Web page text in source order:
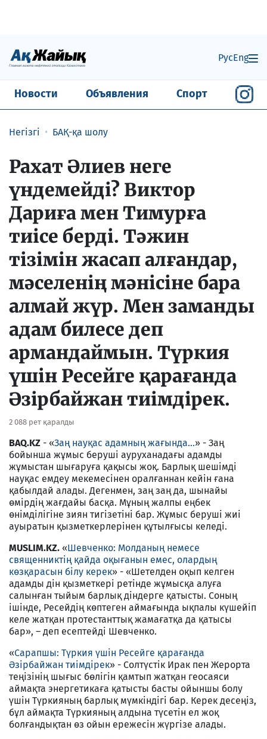
РусEng
Новости Объявления Спорт
Негізгі БАҚ-қа шолу
Рахат Әлиев неге
үндемейдi? Виктор
Дариға мен Тимурға
тиiсе бердi. Тәжин
тізімін жасап алғандар,
мәселенің мәнісіне бара
алмай жүр. Мен заманды
адам билесе деп
армандай­мын. Түркия
үшін Ресейге қарағанда
Әзірбайжан тиімдірек.
2 088 рет қаралды
BAQ.KZ - «Заң науқас адамның жағында...» - Заң
бойынша жұмыс беруші ауруханадағы адамды
жұмыстан шығаруға қақысы жоқ. Барлық шешімді
науқас емдеу мекемесінен оралғаннан кейін ғана
қабылдай алады. Дегенмен, заң заң да, шынайы
өмірдің жағдайы басқа. Мұның жалпы еңбек
өнімділігіне зиян тигізетіні бар. Жұмыс беруші жиі
ауыратын қызметкерлерінен құтылғысы келеді.
MUSLIM.KZ. «Шевченко: Молданың немесе
священниктің қайда оқығанын емес, олардың
көзқарасын білу керек» - «Шетелден оқып келген
адамды дін қызметкері ретінде жұмысқа алуға
салынған тыйым барлық діндерге қатысты. Соның
ішінде, Ресейдің көптеген аймағында ықпалы күшейіп
келе жатқан протестанттық жамағатқа да қатысы
бар», – деп есептейді Шевченко.
«Сарапшы: Түркия үшін Ресейге қарағанда
Әзірбайжан тиімдірек» - Солтүстік Ирак пен Жерорта
теңізінің шығыс бөлігін қамтып жатқан геосаяси
аймақта энергетикаға қатысты басты ойыншы болу
үшін Түркияның барлық мүмкіндігі бар. Керек десеңіз,
бұл аймақта Түркияның алдына түсетін ел жоқ
болғандықтан өз ойын ережесін жүргізе алады.